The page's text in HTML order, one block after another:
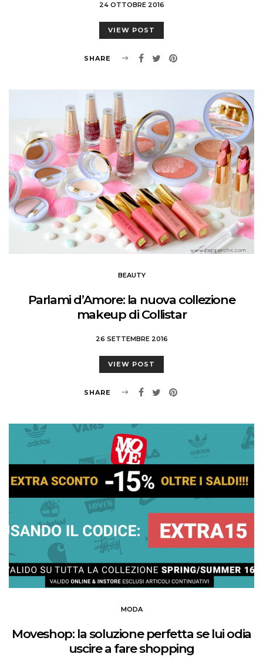
24 OTTOBRE 2016
VIEW POST
SHARE
BEAUTY
Parlami d’Amore: la nuova collezione
makeup di Collistar
26 SETTEMBRE 2016
VIEW POST
SHARE
MODA
Moveshop: la soluzione perfetta se lui odia
uscire a fare shopping